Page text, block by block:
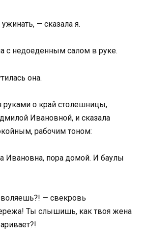
— сказала я.
с недоеденным салом в руке.
она.
руками о край столешницы,
Ивановной, и сказала
рабочим тоном:
пора домой. И баулы
— свекровь
Ты слышишь, как твоя жена